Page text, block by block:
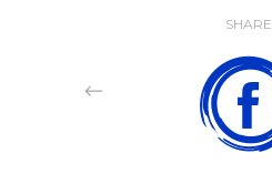
SHARE